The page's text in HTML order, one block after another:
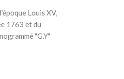
Louis XV,
1763 et du
"G.Y"